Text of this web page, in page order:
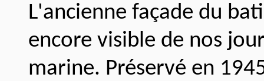
L'ancienne façade du
encore visible de nos
marine. Préservé en